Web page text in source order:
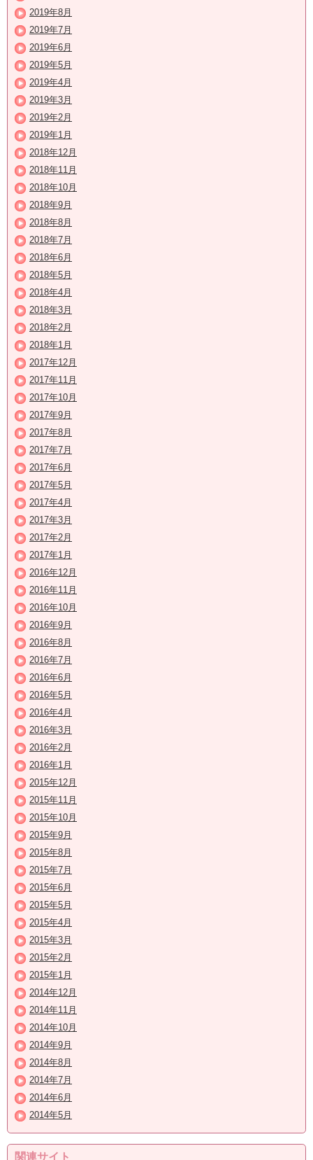
2019年8月
2019年7月
2019年6月
2019年5月
2019年4月
2019年3月
2019年2月
2019年1月
2018年12月
2018年11月
2018年10月
2018年9月
2018年8月
2018年7月
2018年6月
2018年5月
2018年4月
2018年3月
2018年2月
2018年1月
2017年12月
2017年11月
2017年10月
2017年9月
2017年8月
2017年7月
2017年6月
2017年5月
2017年4月
2017年3月
2017年2月
2017年1月
2016年12月
2016年11月
2016年10月
2016年9月
2016年8月
2016年7月
2016年6月
2016年5月
2016年4月
2016年3月
2016年2月
2016年1月
2015年12月
2015年11月
2015年10月
2015年9月
2015年8月
2015年7月
2015年6月
2015年5月
2015年4月
2015年3月
2015年2月
2015年1月
2014年12月
2014年11月
2014年10月
2014年9月
2014年8月
2014年7月
2014年6月
2014年5月
関連サイト